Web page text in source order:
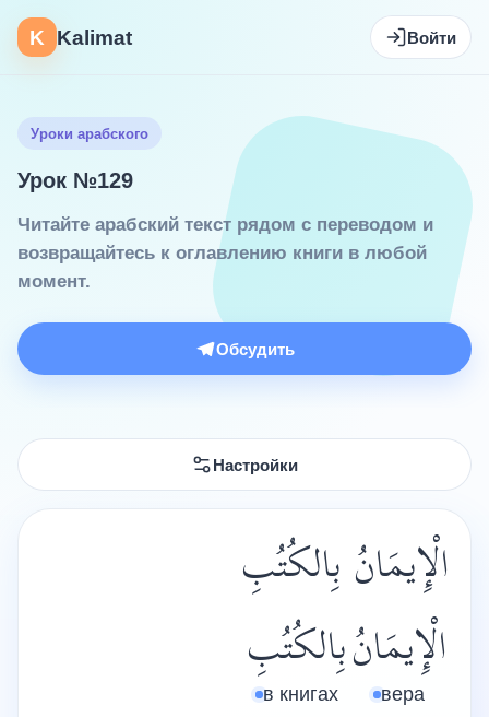
K Kalimat Войти
Уроки арабского
Урок №129
Читайте арабский текст рядом с переводом и
возвращайтесь к оглавлению книги в любой
момент.
Обсудить
Настройки
الْإِيمَانُ بِالكُتُبِ
الْإِيمَانُ
вера
بِالكُتُبِ
в книгах